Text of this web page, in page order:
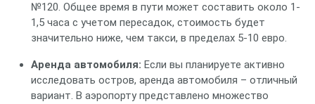
№120. Общее время в пути может составить около 1-
1,5 часа с учетом пересадок, стоимость будет
значительно ниже, чем такси, в пределах 5-10 евро.
Аренда автомобиля: Если вы планируете активно
исследовать остров, аренда автомобиля – отличный
вариант. В аэропорту представлено множество